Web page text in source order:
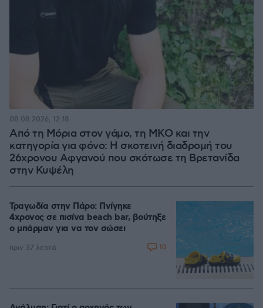
Από τη Μόρια στον γάμο, τη ΜΚΟ και την
κατηγορία για φόνο: Η σκοτεινή διαδρομή του
26χρονου Αφγανού που σκότωσε τη Βρετανίδα
στην Κυψέλη
08.08.2026, 12:18
Τραγωδία στην Πάρο: Πνίγηκε
4χρονος σε πισίνα beach bar, βούτηξε
ο μπάρμαν για να τον σώσει
πριν 37 λεπτά 10